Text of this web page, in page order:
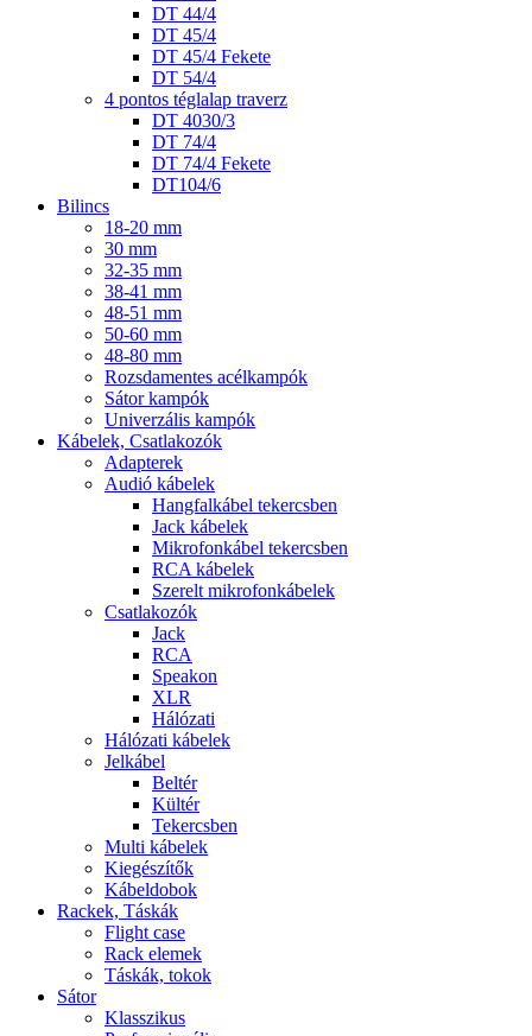
DT 44/4
DT 45/4
DT 45/4 Fekete
DT 54/4
4 pontos téglalap traverz
DT 4030/3
DT 74/4
DT 74/4 Fekete
DT104/6
Bilincs
18-20 mm
30 mm
32-35 mm
38-41 mm
48-51 mm
50-60 mm
48-80 mm
Rozsdamentes acélkampók
Sátor kampók
Univerzális kampók
Kábelek, Csatlakozók
Adapterek
Audió kábelek
Hangfalkábel tekercsben
Jack kábelek
Mikrofonkábel tekercsben
RCA kábelek
Szerelt mikrofonkábelek
Csatlakozók
Jack
RCA
Speakon
XLR
Hálózati
Hálózati kábelek
Jelkábel
Beltér
Kültér
Tekercsben
Multi kábelek
Kiegészítők
Kábeldobok
Rackek, Táskák
Flight case
Rack elemek
Táskák, tokok
Sátor
Klasszikus